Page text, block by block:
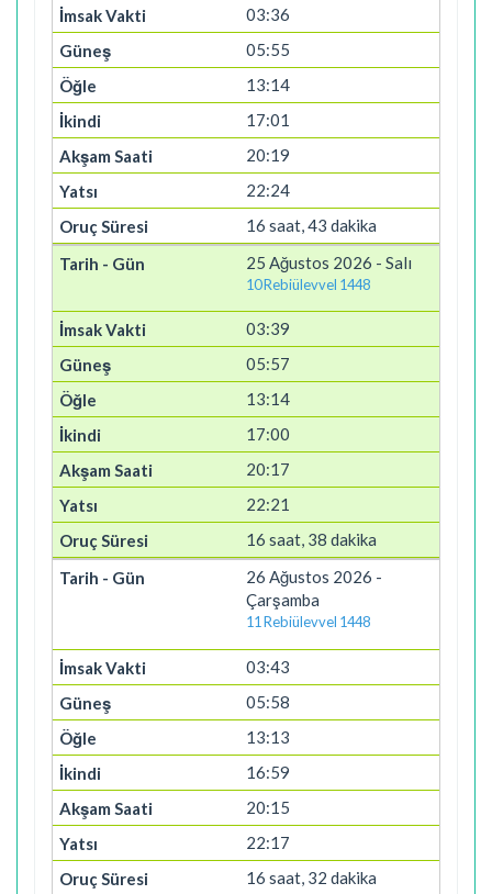
03:36
05:55
13:14
17:01
20:19
22:24
16 saat, 43 dakika
25 Ağustos 2026 - Salı
10 Rebiülevvel 1448
03:39
05:57
13:14
17:00
20:17
22:21
16 saat, 38 dakika
26 Ağustos 2026 -
Çarşamba
11 Rebiülevvel 1448
03:43
05:58
13:13
16:59
20:15
22:17
16 saat, 32 dakika